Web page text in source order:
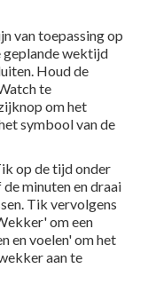
van toepassing op
geplande wektijd
Houd de
te
om het
symbool van de
op de tijd onder
minuten en draai
Tik vervolgens
om een
en voelen' om het
aan te